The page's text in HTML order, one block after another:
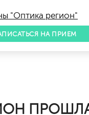
"Оптика регион"
НА ПРИЕМ